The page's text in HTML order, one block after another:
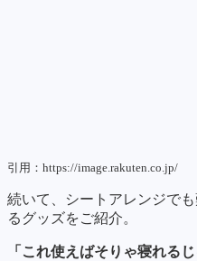
引用：https://image.rakuten.co.jp/
続いて、シートアレンジで
るグッズをご紹介。
「これ使えばそりゃ寝れるじ